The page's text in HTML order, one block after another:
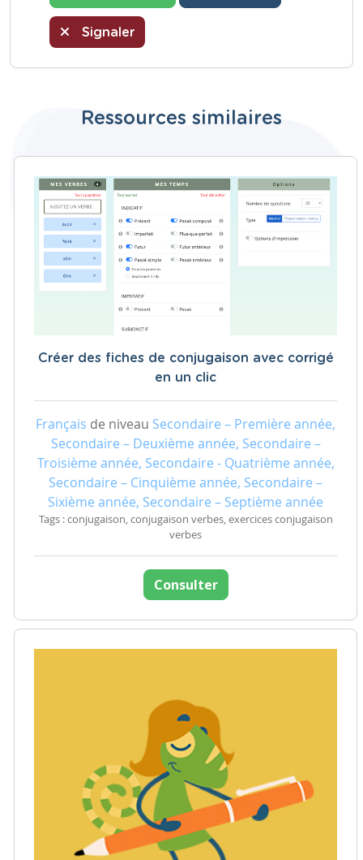
Signaler
Ressources similaires
Créer des fiches de conjugaison avec corrigé
en un clic
Français de niveau Secondaire – Première année,
Secondaire – Deuxième année, Secondaire –
Troisième année, Secondaire - Quatrième année,
Secondaire – Cinquième année, Secondaire –
Sixième année, Secondaire – Septième année
Tags : conjugaison, conjugaison verbes, exercices conjugaison
verbes
Consulter